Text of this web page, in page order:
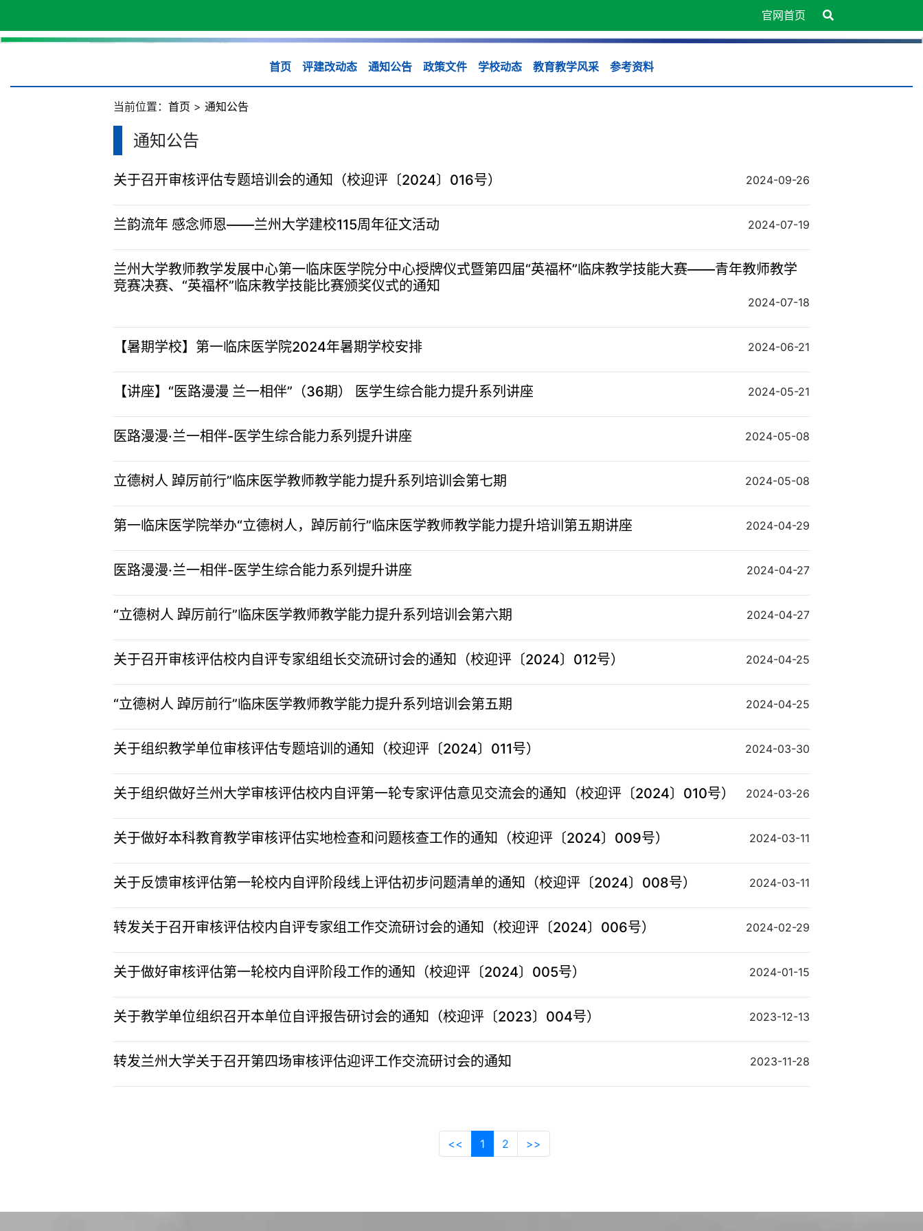
官网首页
首页 评建改动态 通知公告 政策文件 学校动态 教育教学风采 参考资料
当前位置： 首页 > 通知公告
通知公告
关于召开审核评估专题培训会的通知（校迎评〔2024〕016号） 2024-09-26
兰韵流年 感念师恩——兰州大学建校115周年征文活动 2024-07-19
兰州大学教师教学发展中心第一临床医学院分中心授牌仪式暨第四届“英福杯”临床教学技能大赛——青年教师教学
竞赛决赛、“英福杯”临床教学技能比赛颁奖仪式的通知
2024-07-18
【暑期学校】第一临床医学院2024年暑期学校安排 2024-06-21
【讲座】“医路漫漫 兰一相伴”（36期） 医学生综合能力提升系列讲座 2024-05-21
医路漫漫·兰一相伴-医学生综合能力系列提升讲座 2024-05-08
立德树人 踔厉前行”临床医学教师教学能力提升系列培训会第七期 2024-05-08
第一临床医学院举办“立德树人，踔厉前行”临床医学教师教学能力提升培训第五期讲座 2024-04-29
医路漫漫·兰一相伴-医学生综合能力系列提升讲座 2024-04-27
“立德树人 踔厉前行”临床医学教师教学能力提升系列培训会第六期 2024-04-27
关于召开审核评估校内自评专家组组长交流研讨会的通知（校迎评〔2024〕012号） 2024-04-25
“立德树人 踔厉前行”临床医学教师教学能力提升系列培训会第五期 2024-04-25
关于组织教学单位审核评估专题培训的通知（校迎评〔2024〕011号） 2024-03-30
关于组织做好兰州大学审核评估校内自评第一轮专家评估意见交流会的通知（校迎评〔2024〕010号） 2024-03-26
关于做好本科教育教学审核评估实地检查和问题核查工作的通知（校迎评〔2024〕009号） 2024-03-11
关于反馈审核评估第一轮校内自评阶段线上评估初步问题清单的通知（校迎评〔2024〕008号） 2024-03-11
转发关于召开审核评估校内自评专家组工作交流研讨会的通知（校迎评〔2024〕006号） 2024-02-29
关于做好审核评估第一轮校内自评阶段工作的通知（校迎评〔2024〕005号） 2024-01-15
关于教学单位组织召开本单位自评报告研讨会的通知（校迎评〔2023〕004号） 2023-12-13
转发兰州大学关于召开第四场审核评估迎评工作交流研讨会的通知 2023-11-28
<< 1 2 >>